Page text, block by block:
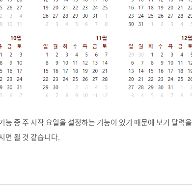
중 주 시작 요일을 설정하는 기능이 있기 때문에 보기 달력을
면 될 것 같습니다.